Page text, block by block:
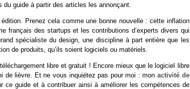
guide à partir des articles les annonçant.
Prenez cela comme une bonne nouvelle : cette inflation
français des startups et les contributions d’experts divers qui
spécialiste du design, une discipline à part entière que les
de produits, qu’ils soient logiciels ou matériels.
libre et gratuit ! Encore mieux que le logiciel libre
de lièvre. Et ne vous inquiétez pas pour moi : monactivité de
guide et à contribuer ainsi à améliorer les compétences de